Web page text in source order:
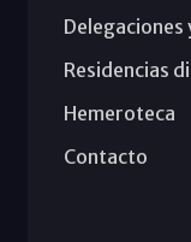
Residencias
Hemeroteca
Contacto